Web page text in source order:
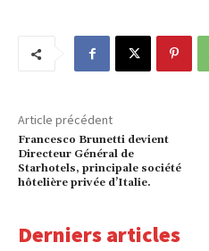
Article précédent
Francesco Brunetti devient
Directeur Général de
Starhotels, principale société
hôtelière privée d’Italie.
Derniers articles